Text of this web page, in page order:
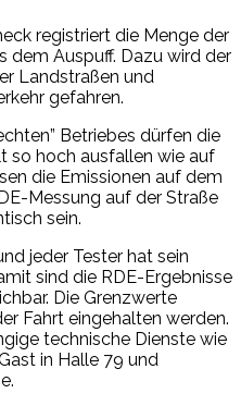
registriert die Menge der
dem Auspuff. Dazu wird der
Landstraßen und
gefahren.
Betriebes dürfen die
so hoch ausfallen wie auf
die Emissionen auf dem
Messung auf der Straße
sein.
jeder Tester hat sein
sind die RDE-Ergebnisse
Die Grenzwerte
Fahrt eingehalten werden.
technische Dienste wie
in Halle 79 und